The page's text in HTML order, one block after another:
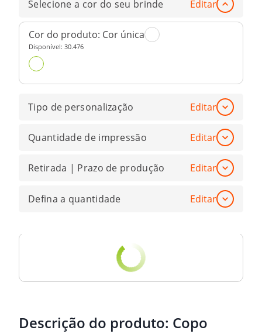
Selecione a cor do seu brinde Editar
Cor do produto: Cor única
Disponível: 30.476
Tipo de personalização Editar
Quantidade de impressão Editar
Retirada | Prazo de produção Editar
Defina a quantidade Editar
Descrição do produto: Copo